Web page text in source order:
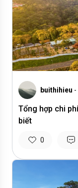
buithihieu
Tổng hợp chi
biết
0